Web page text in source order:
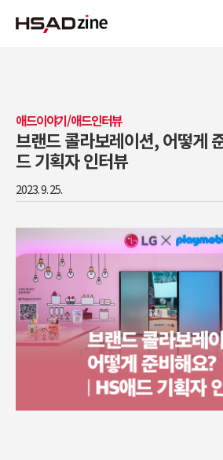
애드이야기/애드인터뷰
브랜드 콜라보레이션, 어떻게
드 기획자 인터뷰
2023. 9. 25.